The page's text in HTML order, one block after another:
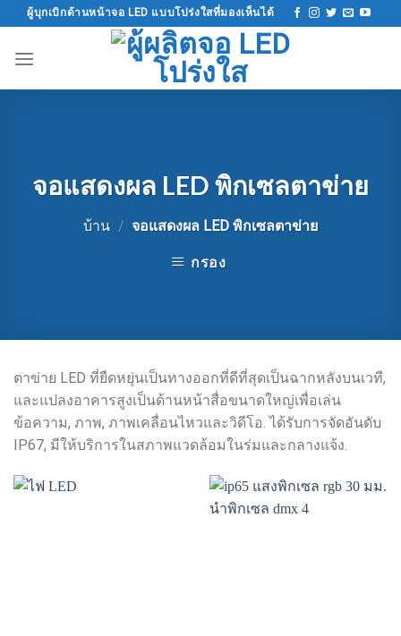
ไป
ผู้บุกเบิกด้านหน้าจอ LED แบบโปร่งใสที่มองเห็นได้
จอแสดงผล LED พิกเซลตาข่าย
บ้าน / จอแสดงผล LED พิกเซลตาข่าย
กรอง
ตาข่าย LED ที่ยืดหยุ่นเป็นทางออกที่ดีที่สุดเป็นฉากหลังบนเวที,
และแปลงอาคารสูงเป็นด้านหน้าสื่อขนาดใหญ่เพื่อเล่น
ข้อความ, ภาพ, ภาพเคลื่อนไหวและวิดีโอ. ได้รับการจัดอันดับ
IP67, มีให้บริการในสภาพแวดล้อมในร่มและกลางแจ้ง.